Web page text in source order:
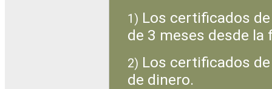
1) Los certificados
de 3 meses desde la
2) Los certificados
de dinero.